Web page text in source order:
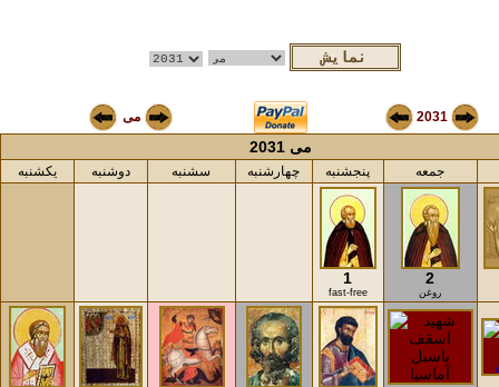
می 2031
می 2031
یکشنبه دوشنبه سشنبه چهارشنبه پنجشنبه جمعه
1
fast-free
2
روغن